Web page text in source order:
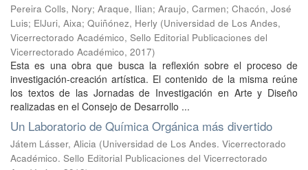
Pereira Colls, Nory; Araque, Ilian; Araujo, Carmen; Chacón, José
Luis; ElJuri, Aixa; Quiñónez, Herly (Universidad de Los Andes,
Vicerrectorado Académico, Sello Editorial Publicaciones del
Vicerrectorado Académico, 2017)
Esta es una obra que busca la reflexión sobre el proceso de
investigación-creación artística. El contenido de la misma reúne
los textos de las Jornadas de Investigación en Arte y Diseño
realizadas en el Consejo de Desarrollo ...
Un Laboratorio de Química Orgánica más divertido
Játem Lásser, Alicia (Universidad de Los Andes. Vicerrectorado
Académico. Sello Editorial Publicaciones del Vicerrectorado